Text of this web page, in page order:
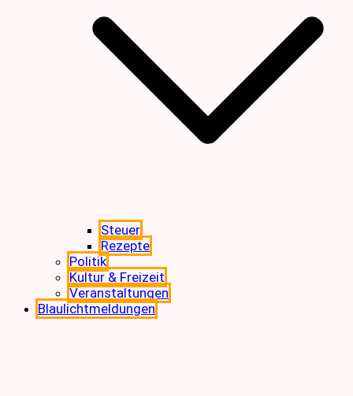
Steuer
Rezepte
Politik
Kultur & Freizeit
Veranstaltungen
Blaulichtmeldungen